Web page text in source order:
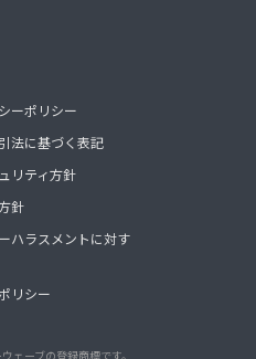
ーポリシー
法に基づく表記
リティ方針
針
ハラスメントに対す
リシー
ェーブの登録商標です。